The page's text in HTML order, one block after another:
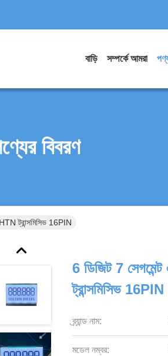
বাড়ি সম্পর্কে আমরা
বিবরণ
ট্রান্সমিসিভ 16PIN
6 ডিজিট 7
ট্রান্সমিসিভ 16PIN
ব্র্যান্ড নাম:
মডেল নম্বর: